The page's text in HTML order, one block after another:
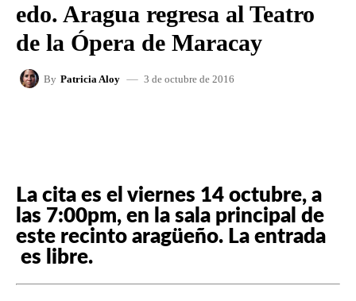
edo. Aragua regresa al Teatro
de la Ópera de Maracay
By Patricia Aloy 3 de octubre de 2016
La cita es el viernes 14 octubre, a
las 7:00pm, en la sala principal de
este recinto aragüeño. La entrada
es libre.